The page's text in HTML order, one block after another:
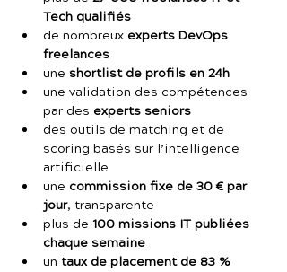
Tech qualifiés
de nombreux experts DevOps
freelances
une shortlist de profils en 24h
une validation des compétences
par des experts seniors
des outils de matching et de
scoring basés sur l’intelligence
artificielle
une commission fixe de 30 € par
jour, transparente
plus de 100 missions IT publiées
chaque semaine
un taux de placement de 83 %